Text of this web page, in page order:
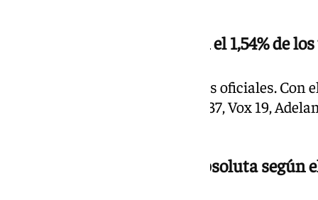
Primeros datos oficiales con el 1,54% de
Ya están aquí los primeros datos oficiales. Con
PP obtiene 44 escaños, el PSOE 37, Vox 19,
El PP repetiría la mayoría absoluta según